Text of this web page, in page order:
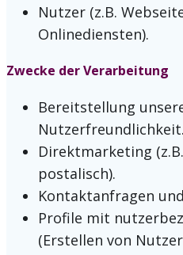
Nutzer (z.B.
Onlinediensten).
Zwecke der Verarbeitung
Bereitstellung
Nutzerfreundlichkeit.
Direktmarketing
postalisch).
Kontaktanfragen
Profile mit
(Erstellen von